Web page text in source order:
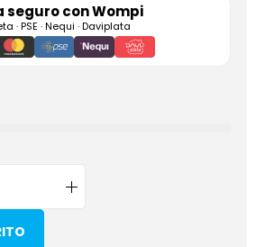
seguro conWompi
· PSE · Nequi · Daviplata